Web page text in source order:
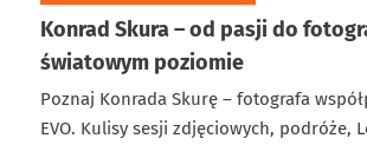
Konrad Skura – od pasji do
światowym poziomie
Poznaj Konrada Skurę – fotografa
EVO. Kulisy sesji zdjęciowych, podróże,